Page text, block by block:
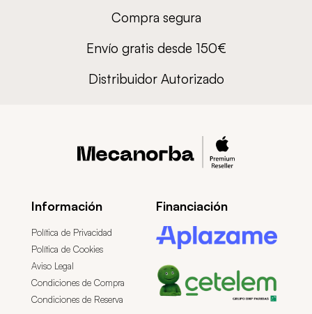
Compra segura
Envío gratis desde 150€
Distribuidor Autorizado
Información
Política de Privacidad
Política de Cookies
Aviso Legal
Condiciones de Compra
Condiciones de Reserva
Financiación